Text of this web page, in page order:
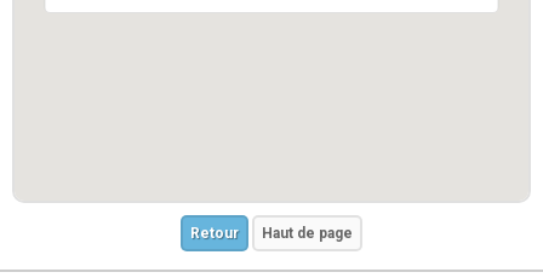
Retour Haut de page